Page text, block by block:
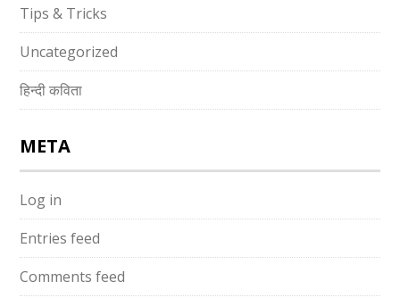
Tips & Tricks
Uncategorized
हिन्दी कविता
META
Log in
Entries feed
Comments feed